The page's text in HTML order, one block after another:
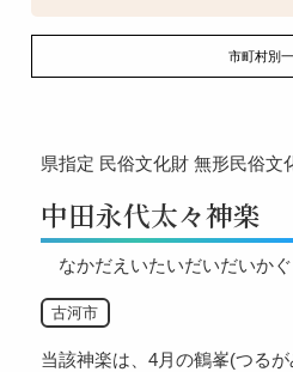
市町村別
県指定 民俗文化財 無形民俗文
中田永代太々神楽
なかだえいたいだいだいかぐ
古河市
当該神楽は、4月の鶴峯(つる